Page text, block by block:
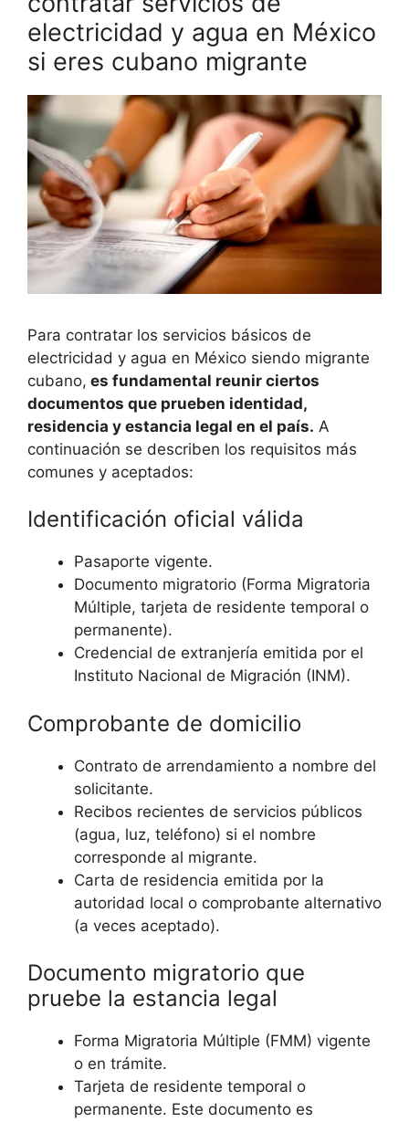
electricidad y agua en México
si eres cubano migrante
Para contratar los servicios básicos de
electricidad y agua en México siendo migrante
cubano, es fundamental reunir ciertos
documentos que prueben identidad,
residencia y estancia legal en el país. A
continuación se describen los requisitos más
comunes y aceptados:
Identificación oficial válida
Pasaporte vigente.
Documento migratorio (Forma Migratoria
Múltiple, tarjeta de residente temporal o
permanente).
Credencial de extranjería emitida por el
Instituto Nacional de Migración (INM).
Comprobante de domicilio
Contrato de arrendamiento a nombre del
solicitante.
Recibos recientes de servicios públicos
(agua, luz, teléfono) si el nombre
corresponde al migrante.
Carta de residencia emitida por la
autoridad local o comprobante alternativo
(a veces aceptado).
Documento migratorio que
pruebe la estancia legal
Forma Migratoria Múltiple (FMM) vigente
o en trámite.
Tarjeta de residente temporal o
permanente. Este documento es